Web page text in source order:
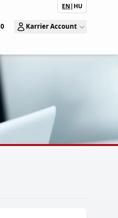
EN| HU
0 Karrier Account